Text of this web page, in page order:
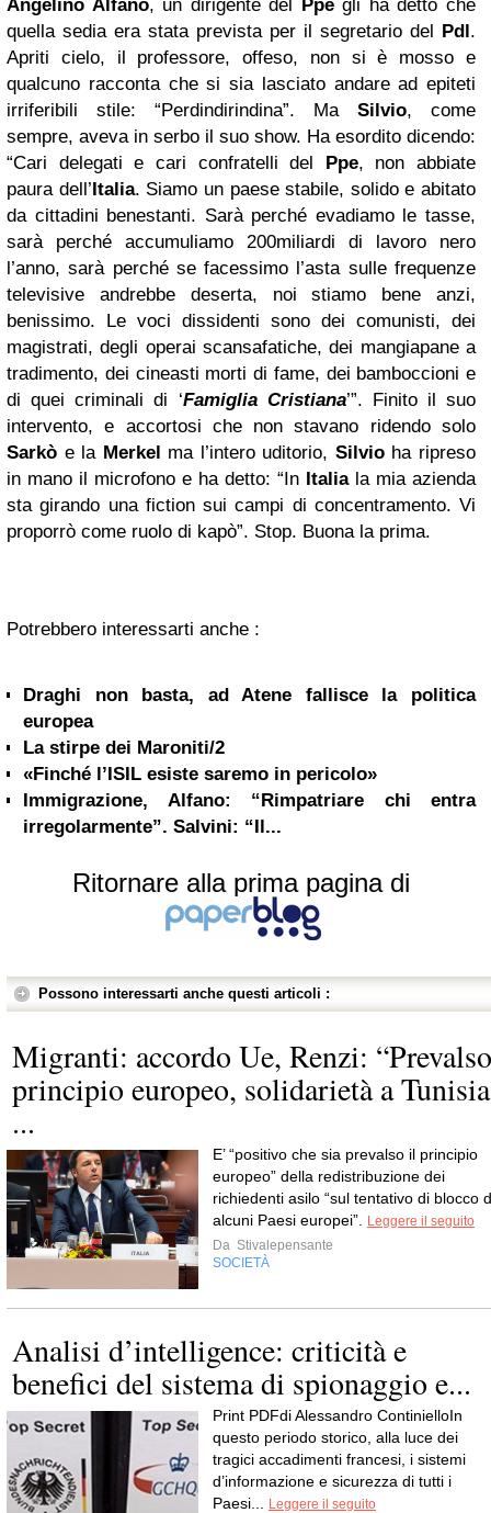
Angelino Alfano, un dirigente del Ppegli ha detto che
quella sedia era stata prevista per il segretario del Pdl.
Apriti cielo, il professore, offeso, non si è mosso e
qualcuno racconta che si sia lasciato andare ad epiteti
irriferibili stile: “Perdindirindina”. Ma Silvio, come
sempre, aveva in serbo il suo show. Ha esordito dicendo:
“Cari delegati e cari confratelli del Ppe, non abbiate
paura dell’Italia. Siamo un paese stabile, solido e abitato
da cittadini benestanti. Sarà perché evadiamo le tasse,
sarà perché accumuliamo 200miliardi di lavoro nero
l’anno, sarà perché se facessimo l’asta sulle frequenze
televisive andrebbe deserta, noi stiamo bene anzi,
benissimo. Le voci dissidenti sono dei comunisti, dei
magistrati, degli operai scansafatiche, dei mangiapane a
tradimento, dei cineasti morti di fame, dei bamboccioni e
di quei criminali di ‘Famiglia Cristiana’”. Finito il suo
intervento, e accortosi che non stavano ridendo solo
Sarkò e la Merkel ma l’intero uditorio, Silvio ha ripreso
in mano il microfono e ha detto: “In Italia la mia azienda
sta girando una fiction sui campi di concentramento. Vi
proporrò come ruolo di kapò”. Stop. Buona la prima.
Potrebbero interessarti anche :
Draghi non basta, ad Atene fallisce la politica
europea
La stirpe dei Maroniti/2
«Finché l’ISIL esiste saremo in pericolo»
Immigrazione, Alfano: “Rimpatriare chi entra
irregolarmente”. Salvini: “Il...
Ritornare alla prima pagina di
Possono interessarti anche questi articoli :
Migranti: accordo Ue, Renzi: “Prevalso
principio europeo, solidarietà a Tunisia
...
E’ “positivo che sia prevalso il principio
europeo” della redistribuzione dei
richiedenti asilo “sul tentativo di blocco
alcuni Paesi europei”.
Leggere il seguito
Da Stivalepensante
SOCIETÀ
Analisi d’intelligence: criticità e
benefici del sistema di spionaggio e...
Print PDFdi Alessandro ContinielloIn
questo periodo storico, alla luce dei
tragici accadimenti francesi, i sistemi
d’informazione e sicurezza di tutti i
Paesi...
Leggere il seguito